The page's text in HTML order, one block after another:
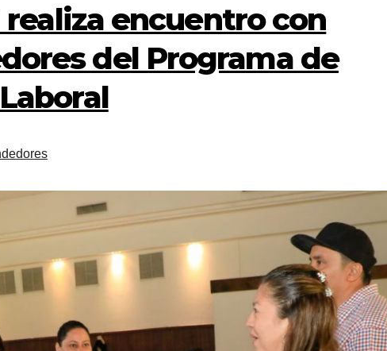
encuentro con
del Programa de